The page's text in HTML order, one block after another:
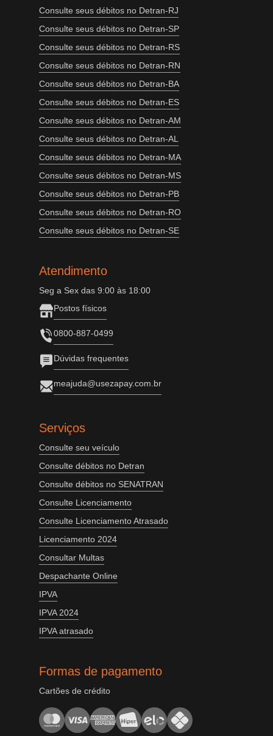
Consulte seus débitos no Detran-RJ
Consulte seus débitos no Detran-SP
Consulte seus débitos no Detran-RS
Consulte seus débitos no Detran-RN
Consulte seus débitos no Detran-BA
Consulte seus débitos no Detran-ES
Consulte seus débitos no Detran-AM
Consulte seus débitos no Detran-AL
Consulte seus débitos no Detran-MA
Consulte seus débitos no Detran-MS
Consulte seus débitos no Detran-PB
Consulte seus débitos no Detran-RO
Consulte seus débitos no Detran-SE
Atendimento
Seg a Sex das 9:00 às 18:00
Postos físicos
0800-887-0499
Dúvidas frequentes
meajuda@usezapay.com.br
Serviços
Consulte seu veículo
Consulte débitos no Detran
Consulte débitos no SENATRAN
Consulte Licenciamento
Consulte Licenciamento Atrasado
Licenciamento 2024
Consultar Multas
Despachante Online
IPVA
IPVA 2024
IPVA atrasado
Formas de pagamento
Cartões de crédito